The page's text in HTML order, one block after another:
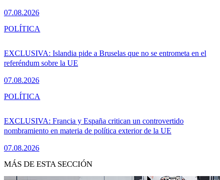
07.08.2026
EXCLUSIVA: Islandia pide a Bruselas que no se entrometa en el
referéndum sobre la UE
07.08.2026
POLÍTICA
EXCLUSIVA: Francia y España critican un controvertido
nombramiento en materia de política exterior de la UE
07.08.2026
POLÍTICA
MÁS DE ESTA SECCIÓN